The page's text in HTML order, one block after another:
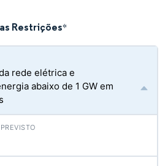
Restrições*
rede elétrica e
abaixo de 1 GW em